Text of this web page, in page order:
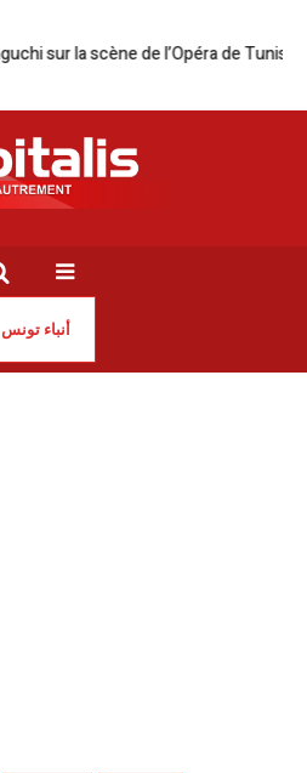
de l’Opéra de Tunis Tunis |
أنباء تونس